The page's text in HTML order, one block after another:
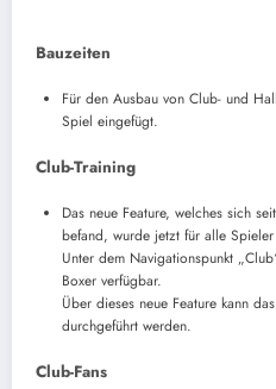
Bauzeiten
Für den Ausbau von Club- und
Spiel eingefügt.
Club-Training
Das neue Feature, welches sich
befand, wurde jetzt für alle
Unter dem Navigationspunkt
Boxer verfügbar.
Über dieses neue Feature kann
durchgeführt werden.
Club-Fans